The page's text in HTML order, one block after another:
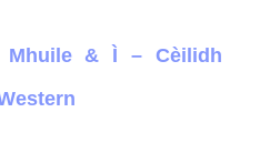
Mhuile & Ì – Cèilidh